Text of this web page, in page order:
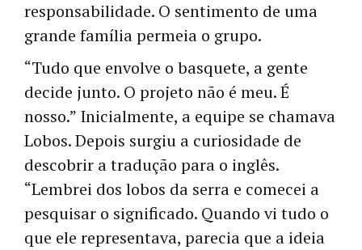
responsabilidade. O sentimento de uma
grande família permeia o grupo.
“Tudo que envolve o basquete, a gente
decide junto. O projeto não é meu. É
nosso.” Inicialmente, a equipe se chamava
Lobos. Depois surgiu a curiosidade de
descobrir a tradução para o inglês.
“Lembrei dos lobos da serra e comecei a
pesquisar o significado. Quando vi tudo o
que ele representava, parecia que a ideia